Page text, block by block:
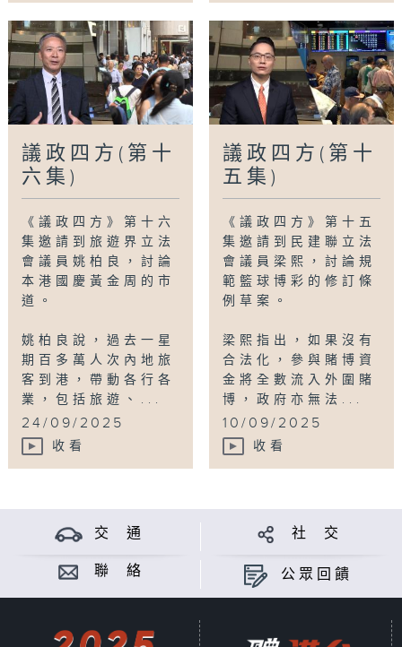
議政四方(第十
六集)
《議政四方》第十六
集邀請到旅遊界立法
會議員姚柏良，討論
本港國慶黃金周的市
道。
姚柏良說，過去一星
期百多萬人次內地旅
客到港，帶動各行各
業，包括旅遊、...
24/09/2025
收看
議政四方(第十
五集)
《議政四方》第十五
集邀請到民建聯立法
會議員梁熙，討論規
範籃球博彩的修訂條
例草案。
梁熙指出，如果沒有
合法化，參與賭博資
金將全數流入外圍賭
博，政府亦無法...
10/09/2025
收看
交 通 社 交
聯 絡 公眾回饋